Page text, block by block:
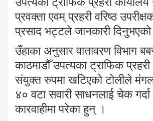
प्रवक्ता एवम् प्रहरी वरिष्ठ
प्रसाद भट्टले जानकारी
उँहाका अनुसार वातावरण विभाग
काठमाडौँ उपत्यका ट्राफिक प्रहरी
संयुक्त रुपमा खटिएको टोलीले
४० वटा सवारी साधनलाई चेक
कारवाहीमा परेका हुन् ।